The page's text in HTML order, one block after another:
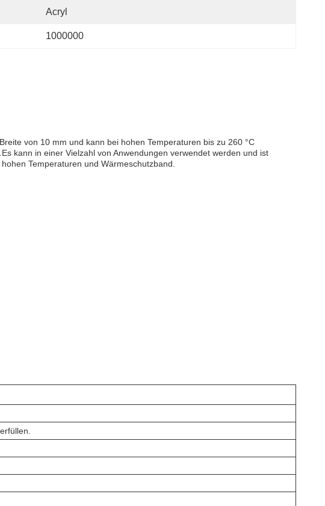
Acryl
1000000
von 10 mm und kann bei hohen Temperaturen bis zu 260 °C
kann in einer Vielzahl von Anwendungen verwendet werden und ist
Temperaturen und Wärmeschutzband.